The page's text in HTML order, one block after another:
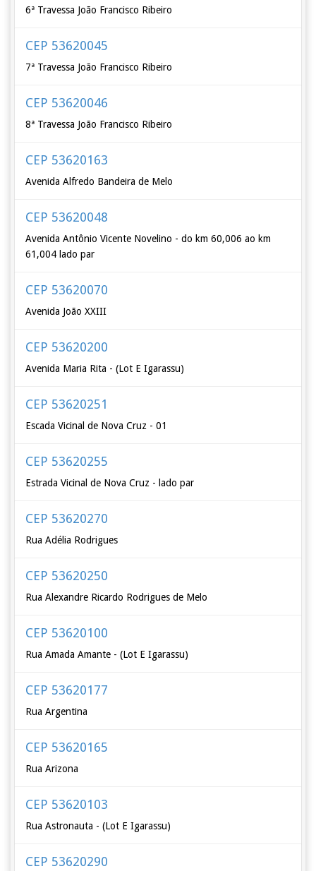
6ª Travessa João Francisco Ribeiro
CEP 53620045
7ª Travessa João Francisco Ribeiro
CEP 53620046
8ª Travessa João Francisco Ribeiro
CEP 53620163
Avenida Alfredo Bandeira de Melo
CEP 53620048
Avenida Antônio Vicente Novelino - do km 60,006 ao km
61,004 lado par
CEP 53620070
Avenida João XXIII
CEP 53620200
Avenida Maria Rita - (Lot E Igarassu)
CEP 53620251
Escada Vicinal de Nova Cruz - 01
CEP 53620255
Estrada Vicinal de Nova Cruz - lado par
CEP 53620270
Rua Adélia Rodrigues
CEP 53620250
Rua Alexandre Ricardo Rodrigues de Melo
CEP 53620100
Rua Amada Amante - (Lot E Igarassu)
CEP 53620177
Rua Argentina
CEP 53620165
Rua Arizona
CEP 53620103
Rua Astronauta - (Lot E Igarassu)
CEP 53620290